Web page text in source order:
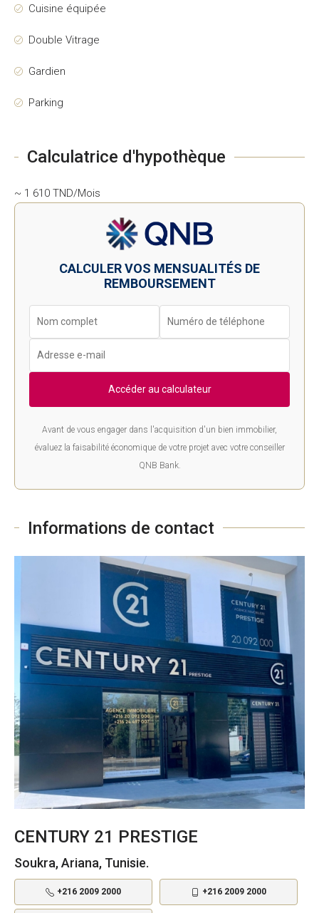
Cuisine équipée
Double Vitrage
Gardien
Parking
Calculatrice d'hypothèque
~ 1 610 TND/Mois
CALCULER VOS MENSUALITÉS DE
REMBOURSEMENT
Accéder au calculateur
Avant de vous engager dans l'acquisition d'un bien immobilier,
évaluez la faisabilité économique de votre projet avec votre conseiller
QNB Bank.
Informations de contact
CENTURY 21 PRESTIGE
Soukra, Ariana, Tunisie.
+216 2009 2000 +216 2009 2000